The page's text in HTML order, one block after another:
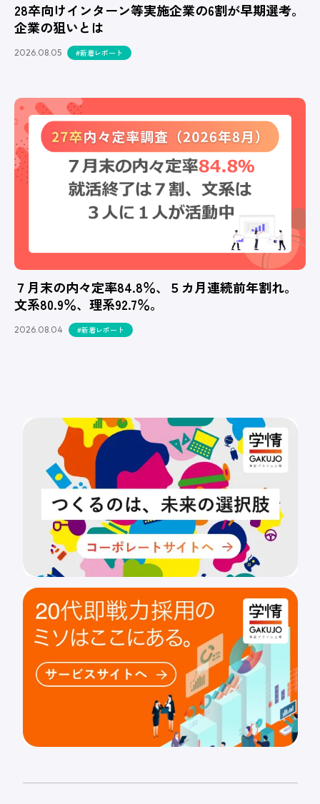
28卒向けインターン等実施企業の6割が早期選考。
企業の狙いとは
2026.08.05 #新着レポート
７月末の内々定率84.8％、５カ月連続前年割れ。
文系80.9％、理系92.7％。
2026.08.04 #新着レポート